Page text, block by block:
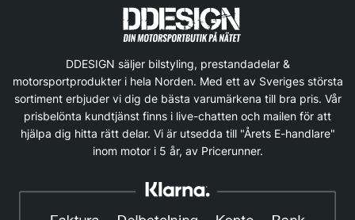
DDESIGN säljer bilstyling, prestandadelar &
motorsportprodukter i hela Norden. Med ett av Sveriges största
sortiment erbjuder vi dig de bästa varumärkena till bra pris. Vår
prisbelönta kundtjänst finns i live-chatten och mailen för att
hjälpa dig hitta rätt delar. Vi är utsedda till "Årets E-handlare"
inom motor i 5 år, av Pricerunner.